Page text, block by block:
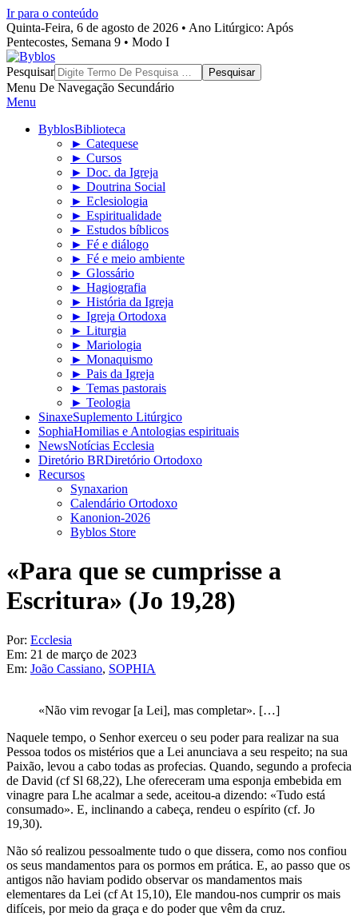
Ir para o conteúdo
Quinta-Feira, 6 de agosto de 2026 • Ano Litúrgico: Após
Pentecostes, Semana 9 • Modo I
Byblos
Pesquisar
Menu De Navegação Secundário
Menu
ByblosBiblioteca
► Catequese
► Cursos
► Doc. da Igreja
► Doutrina Social
► Eclesiologia
► Espiritualidade
► Estudos bíblicos
► Fé e diálogo
► Fé e meio ambiente
► Glossário
► Hagiografia
► História da Igreja
► Igreja Ortodoxa
► Liturgia
► Mariologia
► Monaquismo
► Pais da Igreja
► Temas pastorais
► Teologia
SinaxeSuplemento Litúrgico
SophiaHomilias e Antologias espirituais
NewsNotícias Ecclesia
Diretório BRDiretório Ortodoxo
Recursos
Synaxarion
Calendário Ortodoxo
Kanonion-2026
Byblos Store
«Para que se cumprisse a
Escritura» (Jo 19,28)
Por: Ecclesia
Em: 21 de março de 2023
Em: João Cassiano, SOPHIA
«Não vim revogar [a Lei], mas completar». […]
Naquele tempo, o Senhor exerceu o seu poder para realizar na sua
Pessoa todos os mistérios que a Lei anunciava a seu respeito; na sua
Paixão, levou a cabo todas as profecias. Quando, segundo a profecia
de David (cf Sl 68,22), Lhe ofereceram uma esponja embebida em
vinagre para Lhe acalmar a sede, aceitou-a dizendo: «Tudo está
consumado». E, inclinando a cabeça, rendeu o espírito (cf. Jo
19,30).
Não só realizou pessoalmente tudo o que dissera, como nos confiou
os seus mandamentos para os pormos em prática. E, ao passo que os
antigos não haviam podido observar os mandamentos mais
elementares da Lei (cf At 15,10), Ele mandou-nos cumprir os mais
difíceis, por meio da graça e do poder que vêm da cruz.